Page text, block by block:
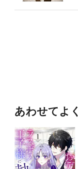
あわせてよ